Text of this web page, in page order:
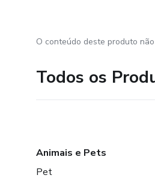
O conteúdo deste produto
Todos os
Animais e Pets
Pet